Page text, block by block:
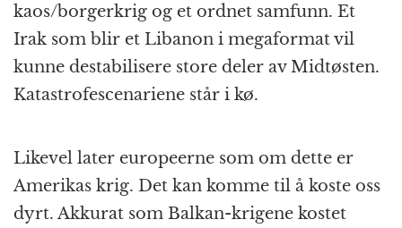
kaos/borgerkrig og et ordnet samfunn. Et
Irak som blir et Libanon i megaformat vil
kunne destabilisere store deler av Midtøsten.
Katastrofescenariene står i kø.
Likevel later europeerne som om dette er
Amerikas krig. Det kan komme til å koste oss
dyrt. Akkurat som Balkan-krigene kostet